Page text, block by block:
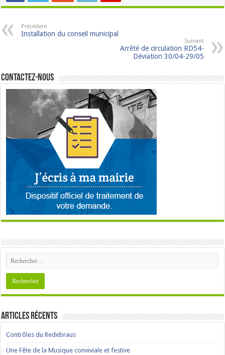
Précédent
Installation du conseil municipal
Suivant
Arrêté de circulation RD54-
Déviation 30/04-29/05
Contactez-nous
Articles récents
Contrôles du Redebraus
Une Fête de la Musique conviviale et festive